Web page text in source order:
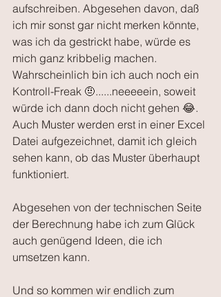
aufschreiben. Abgesehen davon, daß
ich mir sonst gar nicht merken könnte,
was ich da gestrickt habe, würde es
mich ganz kribbelig machen.
Wahrscheinlich bin ich auch noch ein
Kontroll-Freak 🤨......neeeeein, soweit
würde ich dann doch nicht gehen 😂.
Auch Muster werden erst in einer Excel
Datei aufgezeichnet, damit ich gleich
sehen kann, ob das Muster überhaupt
funktioniert.
Abgesehen von der technischen Seite
der Berechnung habe ich zum Glück
auch genügend Ideen, die ich
umsetzen kann.
Und so kommen wir endlich zum